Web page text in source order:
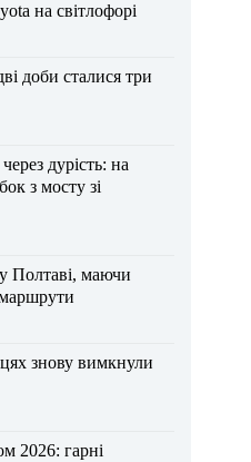
на світлофорі
доби сталися три
дурість: на
з мосту зі
Полтаві, маючи
знову вимкнули
2026: гарні